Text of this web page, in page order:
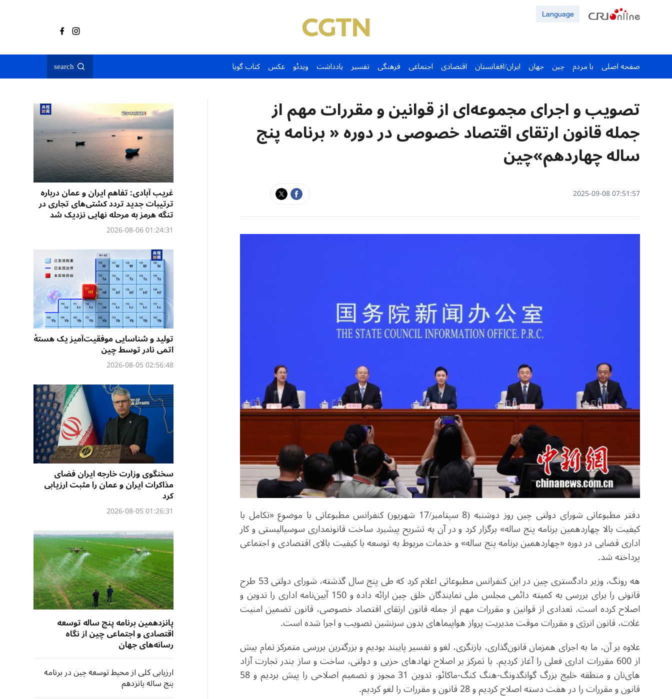
Language
صفحه اصلی با مردم چین جهان ایران/افغانستان اقتصادی اجتماعی فرهنگی تفسیر یادداشت ویدئو عکس کتاب گویا search
تصویب و اجرای مجموعه‌ای از قوانین و مقررات مهم از
جمله قانون ارتقای اقتصاد خصوصی در دوره « برنامه پنج
ساله چهاردهم»چین
07:51:57 2025-09-08
​دفتر مطبوعاتی شورای دولتی چین روز دوشنبه (8 سپتامبر/17 شهریور) کنفرانس مطبوعاتی با موضوع «تکامل با
کیفیت بالا چهاردهمین برنامه پنج ساله» برگزار کرد و در آن به تشریح پیشبرد ساخت قانونمداری سوسیالیستی و کار
اداری قضایی در دوره «چهاردهمین برنامه پنج ساله» و خدمات مربوط به توسعه با کیفیت بالای اقتصادی و اجتماعی
پرداخته شد.
هه رونگ، وزیر دادگستری چین در این کنفرانس مطبوعاتی اعلام کرد که طی پنج سال گذشته، شورای دولتی 53 طرح
قانونی را برای بررسی به کمیته دائمی مجلس ملی نمایندگان خلق چین ارائه داده و 150 آیین‌نامه اداری را تدوین و
اصلاح کرده است. تعدادی از قوانین و مقررات مهم از جمله قانون ارتقای اقتصاد خصوصی، قانون تضمین امنیت
غلات، قانون انرژی و مقررات موقت مدیریت پرواز هواپیماهای بدون سرنشین تصویب و اجرا شده است.
علاوه بر آن، ما به اجرای همزمان قانون‌گذاری، بازنگری، لغو و تفسیر پایبند بودیم و بزرگترین بررسی متمرکز تمام بیش
از 600 مقررات اداری فعلی را آغاز کردیم. با تمرکز بر اصلاح نهادهای حزبی و دولتی، ساخت و ساز بندر تجارت آزاد
های‌نان و منطقه خلیج بزرگ گوانگدونگ-هنگ کنگ-ماکائو، تدوین 31 مجوز و تصمیم اصلاحی را پیش بردیم و 58
قانون و مقررات را در هفت دسته اصلاح کردیم و 28 قانون و مقررات را لغو کردیم.
غریب آبادی: تفاهم ایران و عمان درباره
ترتیبات جدید تردد کشتی‌های تجاری در
تنگه هرمز به مرحله نهایی نزدیک شد
01:24:31 2026-08-06
تولید و شناسایی موفقیت‌آمیز یک هستهٔ
اتمی نادر توسط چین
02:56:48 2026-08-05
سخنگوی وزارت خارجه ایران فضای
مذاکرات ایران و عمان را مثبت ارزیابی
کرد
01:26:31 2026-08-05
پانزدهمین برنامه پنج ساله توسعه
اقتصادی و اجتماعی چین از نگاه
رسانه‌های جهان
ارزیابی کلی از محیط توسعه چین در برنامه
پنج ساله پانزدهم